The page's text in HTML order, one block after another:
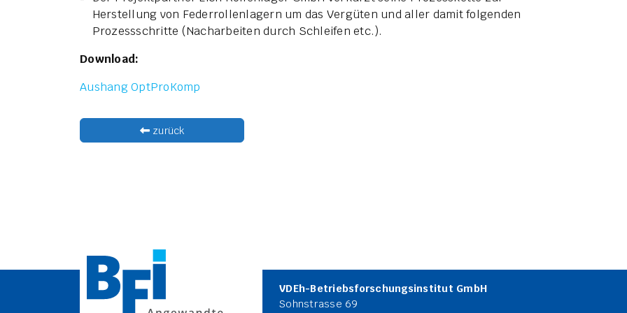
Herstellung von Federrollenlagern um das Vergüten und aller damit folgenden
Prozessschritte (Nacharbeiten durch Schleifen etc.).
Download:
Aushang OptProKomp
zurück
VDEh-Betriebsforschungsinstitut GmbH
Sohnstrasse 69